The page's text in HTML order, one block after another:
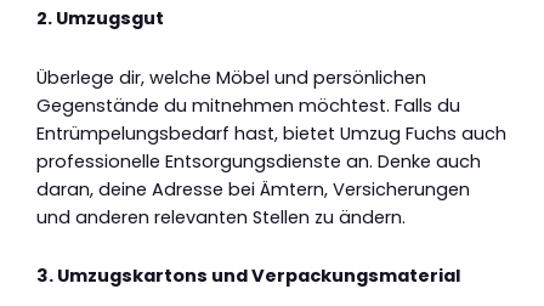
2. Umzugsgut
Überlege dir, welche Möbel und persönlichen
Gegenstände du mitnehmen möchtest. Falls du
Entrümpelungsbedarf hast, bietet Umzug Fuchs auch
professionelle Entsorgungsdienste an. Denke auch
daran, deine Adresse bei Ämtern, Versicherungen
und anderen relevanten Stellen zu ändern.
3. Umzugskartons und Verpackungsmaterial